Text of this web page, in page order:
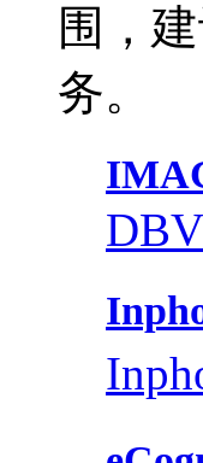
围，
务。
DB